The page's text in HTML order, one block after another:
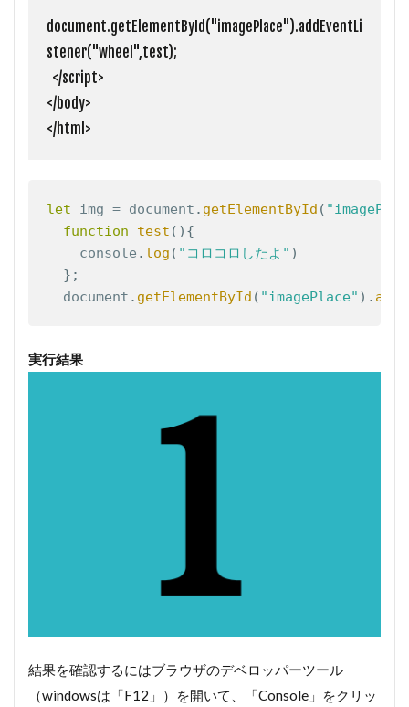
document.getElementById("imagePlace").addEventLi
stener("wheel",test);
</body>
</html>
let img = document . getElementById (
function
test ( ) {
    console
. log ( "コロコロしたよ" )
} ;
  document
. getElementById ( "imagePlace" ) .
Copy
実行結果
結果を確認するにはブラウザのデベロッパーツール
（windowsは「F12」）を開いて、「Console」をクリッ